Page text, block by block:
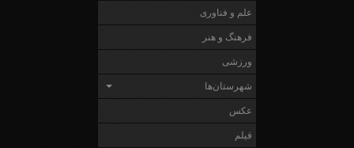
علم و فناوری
فرهنگ و هنر
ورزشی
شهرستان‌ها
عکس
فیلم